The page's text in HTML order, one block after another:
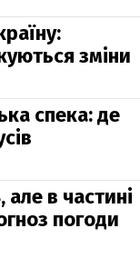
зміни
спека: де
в частині
погоди